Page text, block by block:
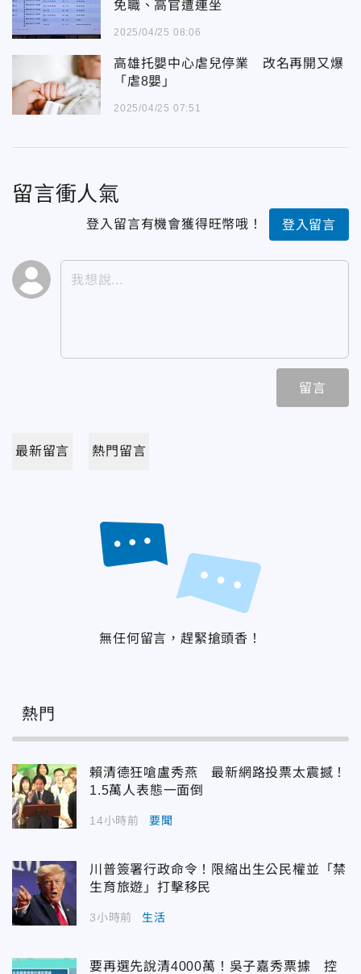
免職、高官遭連坐
2025/04/25 08:06
高雄托嬰中心虐兒停業 改名再開又爆
「虐8嬰」
2025/04/25 07:51
留言衝人氣
登入留言有機會獲得旺幣哦！ 登入留言
留言
最新留言 熱門留言
無任何留言，趕緊搶頭香！
熱門
賴清德狂嗆盧秀燕 最新網路投票太震撼！
1.5萬人表態一面倒
14小時前 要聞
川普簽署行政命令！限縮出生公民權並「禁
生育旅遊」打擊移民
3小時前 生活
要再選先說清4000萬！吳子嘉秀票據 控